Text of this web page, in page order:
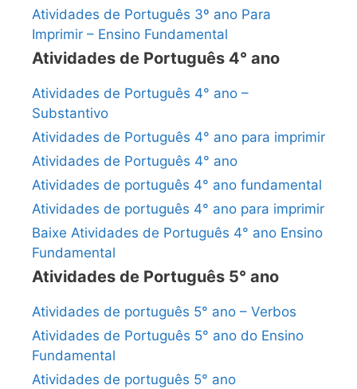
Atividades de Português 3º ano Para
Imprimir – Ensino Fundamental
Atividades de Português 4° ano
Atividades de Português 4° ano –
Substantivo
Atividades de Português 4° ano para imprimir
Atividades de Português 4° ano
Atividades de português 4° ano fundamental
Atividades de português 4° ano para imprimir
Baixe Atividades de Português 4° ano Ensino
Fundamental
Atividades de Português 5° ano
Atividades de português 5° ano – Verbos
Atividades de Português 5° ano do Ensino
Fundamental
Atividades de português 5° ano